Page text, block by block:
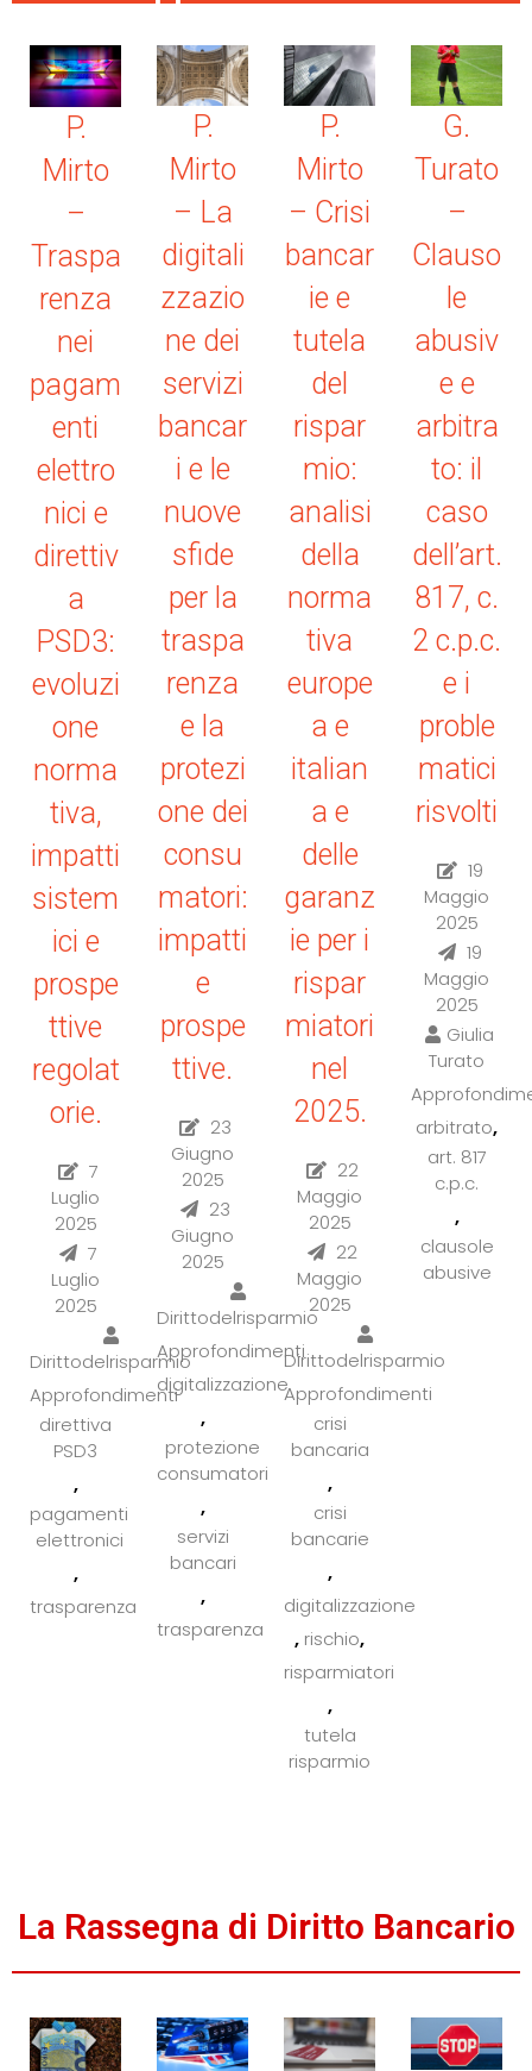
P.
Mirto
–
Traspa
renza
nei
pagam
enti
elettro
nici e
direttiv
a
PSD3:
evoluzi
one
norma
tiva,
impatti
sistem
ici e
prospe
ttive
regolat
orie.
7
Luglio
2025
7
Luglio
2025
Dirittodelrisparmio
Approfondimenti
direttiva
PSD3
,
pagamenti
elettronici
,
trasparenza
P.
Mirto
– La
digitali
zzazio
ne dei
servizi
bancar
i e le
nuove
sfide
per la
traspa
renza
e la
protezi
one dei
consu
matori:
impatti
e
prospe
ttive.
23
Giugno
2025
23
Giugno
2025
Dirittodelrisparmio
Approfondimenti
digitalizzazione
,
protezione
consumatori
,
servizi
bancari
,
trasparenza
P.
Mirto
– Crisi
bancar
ie e
tutela
del
rispar
mio:
analisi
della
norma
tiva
europe
a e
italian
a e
delle
garanz
ie per i
rispar
miatori
nel
2025.
22
Maggio
2025
22
Maggio
2025
Dirittodelrisparmio
Approfondimenti
crisi
bancaria
,
crisi
bancarie
,
digitalizzazione
, rischio,
risparmiatori
,
tutela
risparmio
G.
Turato
–
Clauso
le
abusiv
e e
arbitra
to: il
caso
dell’art.
817, c.
2 c.p.c.
e i
proble
matici
risvolti
19
Maggio
2025
19
Maggio
2025
Giulia
Turato
arbitrato,
art. 817
c.p.c.
,
clausole
abusive
La Rassegna di Diritto Bancario